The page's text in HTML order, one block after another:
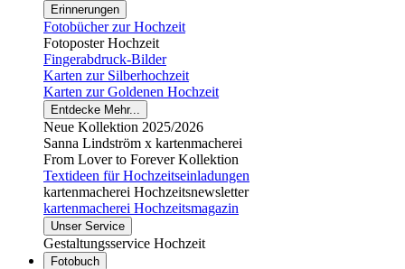
Erinnerungen
Fotobücher zur Hochzeit
Fotoposter Hochzeit
Fingerabdruck-Bilder
Karten zur Silberhochzeit
Karten zur Goldenen Hochzeit
Entdecke Mehr...
Neue Kollektion 2025/2026
Sanna Lindström x kartenmacherei
From Lover to Forever Kollektion
Textideen für Hochzeitseinladungen
kartenmacherei Hochzeitsnewsletter
kartenmacherei Hochzeitsmagazin
Unser Service
Gestaltungsservice Hochzeit
Fotobuch